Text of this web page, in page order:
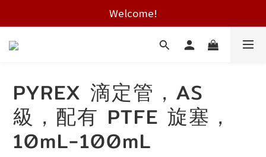
Free shipping on HK orders over $2000
Welcome!
Free shipping on HK orders over $2000
PYREX 滴定管，AS
級，配有 PTFE 旋塞，
10mL-100mL